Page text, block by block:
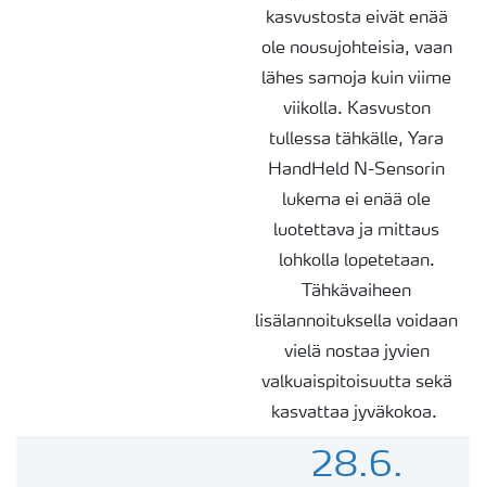
kasvustosta eivät enää
ole nousujohteisia, vaan
lähes samoja kuin viime
viikolla. Kasvuston
tullessa tähkälle, Yara
HandHeld N-Sensorin
lukema ei enää ole
luotettava ja mittaus
lohkolla lopetetaan.
Tähkävaiheen
lisälannoituksella voidaan
vielä nostaa jyvien
valkuaispitoisuutta sekä
kasvattaa jyväkokoa.
28.6.